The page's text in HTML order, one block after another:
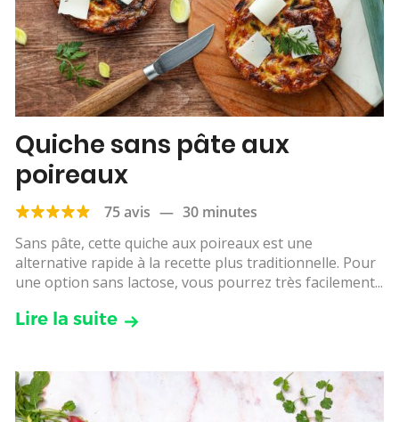
Quiche sans pâte aux
poireaux
75 avis — 30 minutes
Sans pâte, cette quiche aux poireaux est une
alternative rapide à la recette plus traditionnelle. Pour
une option sans lactose, vous pourrez très facilement...
Lire la suite